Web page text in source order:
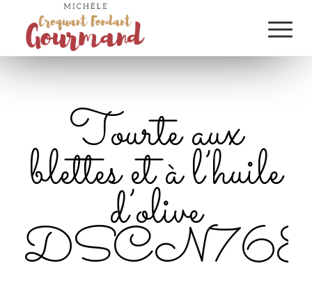
Tourte aux
blettes et à l’huile
d’olive